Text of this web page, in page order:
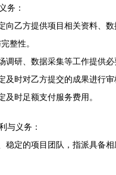
务：
向乙方提供项目相关资料、
整性。
调研、数据采集等工作提供必
及时对乙方提交的成果进行审
及时足额支付服务费用。
与义务：
稳定的项目团队，指派具备